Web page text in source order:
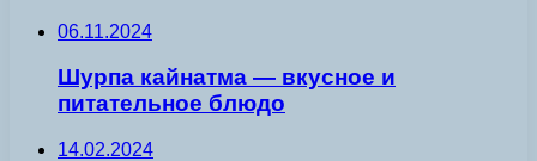
06.11.2024
Шурпа кайнатма — вкусное и
питательное блюдо
14.02.2024